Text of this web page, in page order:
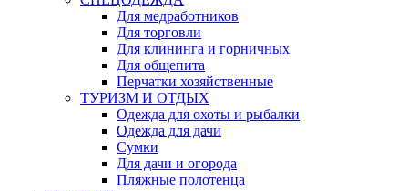
Для медработников
Для торговли
Для клининга и горничных
Для общепита
Перчатки хозяйственные
ТУРИЗМ И ОТДЫХ
Одежда для охоты и рыбалки
Одежда для дачи
Сумки
Для дачи и огорода
Пляжные полотенца